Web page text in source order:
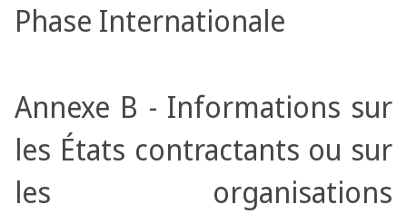
Phase Internationale
Annexe B - Informations sur
les États contractants ou sur
les organisations